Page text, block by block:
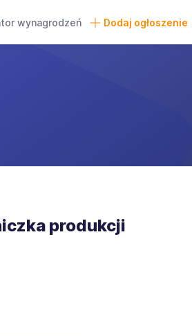
wynagrodzeń Dodaj ogłoszenie
produkcji